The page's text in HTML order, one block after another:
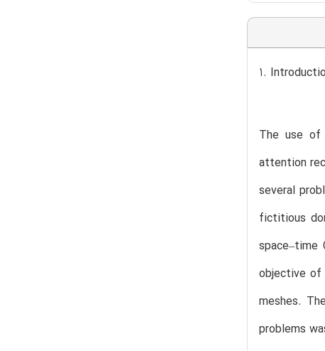
1.
The use of
attention
several
fictitious
objective
meshes.
problems